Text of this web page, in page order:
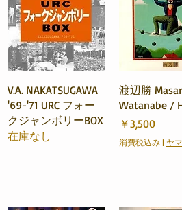
クイックビュー
V.A. NAKATSUGAWA
'69-'71 URC フォー
クジャンボリーBOX
在庫なし
クイックビ
渡辺勝
Watanabe /
価格
￥3,500
消費税込み| ヤ